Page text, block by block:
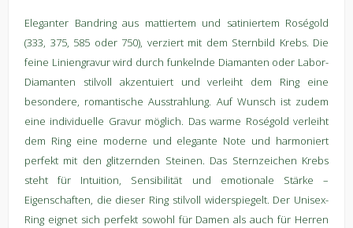
Eleganter Bandring aus mattiertem und satiniertem Roségold
(333, 375, 585 oder 750), verziert mit dem Sternbild Krebs. Die
feine Liniengravur wird durch funkelnde Diamanten oder Labor-
Diamanten stilvoll akzentuiert und verleiht dem Ring eine
besondere, romantische Ausstrahlung. Auf Wunsch ist zudem
eine individuelle Gravur möglich. Das warme Roségold verleiht
dem Ring eine moderne und elegante Note und harmoniert
perfekt mit den glitzernden Steinen. Das Sternzeichen Krebs
steht für Intuition, Sensibilität und emotionale Stärke –
Eigenschaften, die dieser Ring stilvoll widerspiegelt. Der Unisex-
Ring eignet sich perfekt sowohl für Damen als auch für Herren